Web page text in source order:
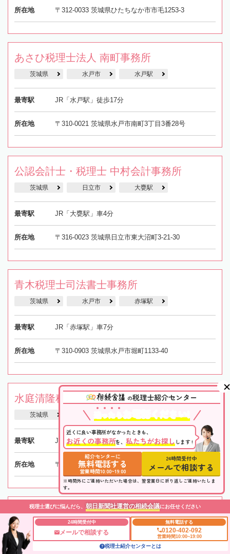
所在地 〒312-0033 茨城県ひたちなか市市毛1253-3
あさひ税理士法人 南町事務所
茨城県 水戸市 水戸駅
最寄駅 JR「水戸駅」徒歩17分
所在地 〒310-0021 茨城県水戸市南町3丁目3番28号
公認会計士・税理士 中村会計事務所
茨城県 日立市 大甕駅
最寄駅 JR「大甕駅」車4分
所在地 〒316-0023 茨城県日立市東大沼町3-21-30
青木税理士司法書士事務所
茨城県 水戸市 赤塚駅
最寄駅 JR「赤塚駅」車7分
所在地 〒310-0903 茨城県水戸市堀町1133-40
水庭清隆税理士事務所
茨城県 水戸市
最寄駅 JR「水戸駅」車8分
所在地 〒310-0836 茨城県水戸市元吉田町1731-2
税理士平本祐一事務所
水戸市
税理士選びに悩んだら、 朝日新聞社運営の相続会議にお任せください
24時間受付中
メールで相談する
無料電話する
0120-402-092
営業時間10:00~19:00
税理士紹介センターとは
の税理士紹介センター
ったら
近くに良い事務所がなかったときも、
お近くの事務所を、 私たちがお探しします !
24時間受付中
メールで相談する
紹介センターに
無料電話する
営業時間10:00~19:00
※時間外にご連絡いただいた場合は、翌営業日に折り返しご連絡いたしま
す。